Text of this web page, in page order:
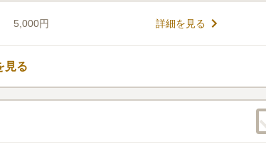
の区画が無期限で使用でき、大切なペットも一緒に眠るこ
できる新しいスタイルの樹木葬墓地です。女性専用区画も
に設けられ、ご希望に合わせた選択が可能になりました。
には毎日スタッフが常駐しており、他の墓地にはない安心
ポート体制で気軽にお参りいただけます。また、秋保温泉
じめとした観光地に囲まれた立地のため、お参りの際には
族での小旅行もお楽しみいただけるのが魅力です。駐車場
備しているため、お車での来園も安心です。どうぞ、お気
5,000円 詳細を見る
見る